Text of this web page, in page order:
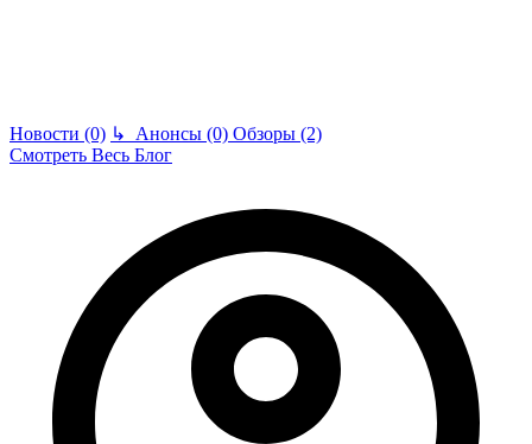
Новости (0) ↳ Анонсы (0) Обзоры (2)
Смотреть Весь Блог